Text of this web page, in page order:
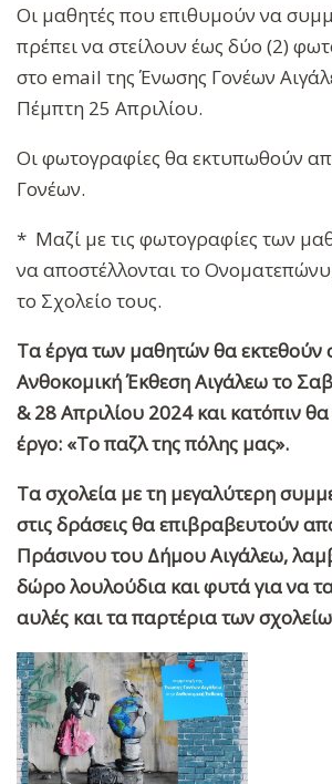
Οι μαθητές που επιθυμούν να
πρέπει να στείλουν έως δύο (2)
στο email της Ένωσης Γονέων
Πέμπτη 25 Απριλίου.
Οι φωτογραφίες θα εκτυπωθούν
Γονέων.
* Μαζί με τις φωτογραφίες των
να αποστέλλονται το
το Σχολείο τους.
Τα έργα των μαθητών θα εκτεθούν
Ανθοκομική Έκθεση Αιγάλεω το
& 28 Απριλίου 2024 και κατόπιν
έργο: «Το παζλ της πόλης μας».
Τα σχολεία με τη μεγαλύτερη
στις δράσεις θα επιβραβευτούν
Πράσινου του Δήμου Αιγάλεω,
δώρο λουλούδια και φυτά για να
αυλές και τα παρτέρια των